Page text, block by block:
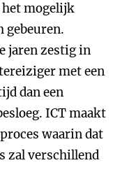
het mogelijk
gebeuren.
jaren zestig in
met een
dan een
ICT maakt
waarin dat
zal verschillend